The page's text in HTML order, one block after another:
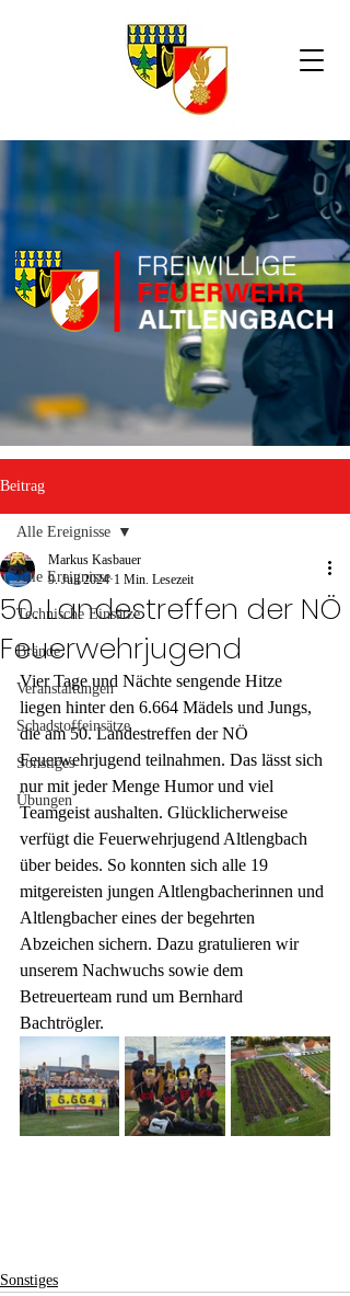
Beitrag
Alle Ereignisse
Technische Einsätze
Brände
Veranstaltungen
Schadstoffeinsätze
Sonstiges
Übungen
Alle Ereignisse
50. Landestreffen der NÖ
Feuerwehrjugend
Markus Kasbauer
9. Juli 2024 1 Min. Lesezeit
Vier Tage und Nächte sengende Hitze
liegen hinter den 6.664 Mädels und Jungs,
die am 50. Landestreffen der NÖ
Feuerwehrjugend teilnahmen. Das lässt sich
nur mit jeder Menge Humor und viel
Teamgeist aushalten. Glücklicherweise
verfügt die Feuerwehrjugend Altlengbach
über beides. So konnten sich alle 19
mitgereisten jungen Altlengbacherinnen und
Altlengbacher eines der begehrten
Abzeichen sichern. Dazu gratulieren wir
unserem Nachwuchs sowie dem
Betreuerteam rund um Bernhard
Bachtrögler.
Sonstiges